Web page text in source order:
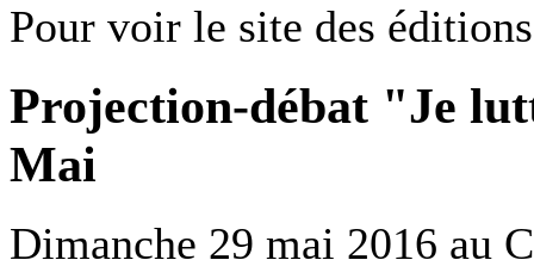
Pour voir le site des
Projection-débat "Je
Mai
Dimanche 29 mai 2016 au